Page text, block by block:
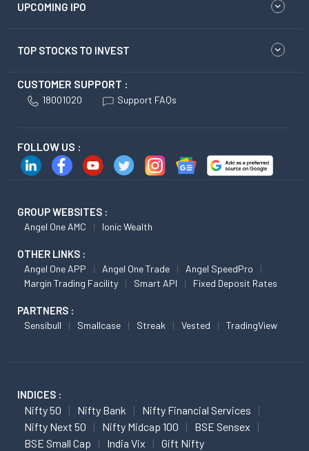
UPCOMING IPO
TOP STOCKS TO INVEST
CUSTOMER SUPPORT :
18001020 Support FAQs
FOLLOW US :
GROUP WEBSITES :
Angel One AMC Ionic Wealth
OTHER LINKS :
Angel One APP Angel One Trade
Angel SpeedPro
Margin Trading Facility
Smart API Fixed Deposit Rates
PARTNERS :
Sensibull Smallcase Streak Vested TradingView
INDICES :
Nifty 50 Nifty Bank
Nifty Financial Services
Nifty Next 50
Nifty Midcap 100
BSE Sensex
BSE Small Cap
India Vix Gift Nifty